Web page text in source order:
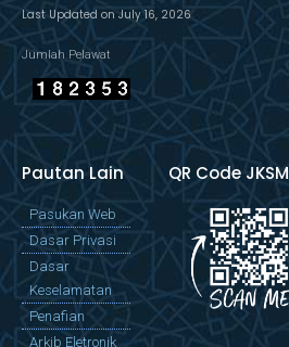
Last Updated on July 16, 2026
Jumlah Pelawat
Pautan Lain
Pasukan Web
Dasar Privasi
Dasar
Keselamatan
Penafian
Arkib Eletronik
QR Code JKSM